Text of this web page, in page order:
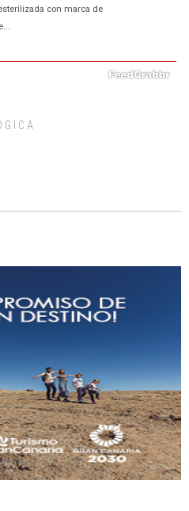
con marca de
hace menos de un mes, es muy